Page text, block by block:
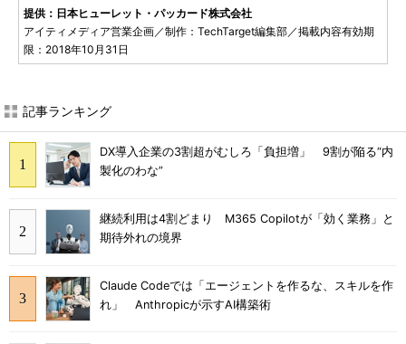
提供：日本ヒューレット・パッカード株式会社
アイティメディア営業企画／制作：TechTarget編集部／掲載内容有効期
限：2018年10月31日
記事ランキング
DX導入企業の3割超がむしろ「負担増」 9割が陥る“内
製化のわな”
継続利用は4割どまり M365 Copilotが「効く業務」と
期待外れの境界
Claude Codeでは「エージェントを作るな、スキルを作
れ」 Anthropicが示すAI構築術